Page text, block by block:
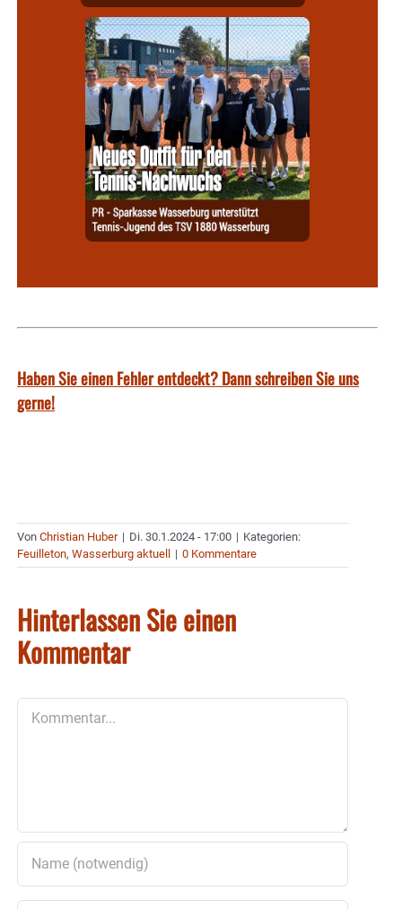
Haben Sie einen Fehler entdeckt? Dann schreiben Sie uns
gerne!
Von Christian Huber | Di. 30.1.2024 - 17:00 | Kategorien:
Feuilleton, Wasserburg aktuell | 0 Kommentare
Hinterlassen Sie einen
Kommentar